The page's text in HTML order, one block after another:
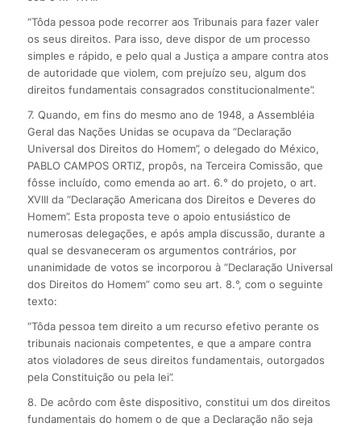
“Tôda pessoa pode recorrer aos Tribunais para fazer valer
os seus direitos. Para isso, deve dispor de um processo
simples e rápido, e pelo qual a Justiça a ampare contra atos
de autoridade que violem, com prejuízo seu, algum dos
direitos fundamentais consagrados constitucionalmente”.
7. Quando, em fins do mesmo ano de 1948, a Assembléia
Geral das Nações Unidas se ocupava da “Declaração
Universal dos Direitos do Homem”, o delegado do México,
PABLO CAMPOS ORTIZ, propôs, na Terceira Comissão, que
fôsse incluído, como emenda ao art. 6.° do projeto, o art.
XVIII da “Declaração Americana dos Direitos e Deveres do
Homem”. Esta proposta teve o apoio entusiástico de
numerosas delegações, e após ampla discussão, durante a
qual se desvaneceram os argumentos contrários, por
unanimidade de votos se incorporou à “Declaração Universal
dos Direitos do Homem” como seu art. 8.°, com o seguinte
texto:
“Tôda pessoa tem direito a um recurso efetivo perante os
tribunais nacionais competentes, e que a ampare contra
atos violadores de seus direitos fundamentais, outorgados
pela Constituição ou pela lei”.
8. De acôrdo com êste dispositivo, constitui um dos direitos
fundamentais do homem o de que a Declaração não seja